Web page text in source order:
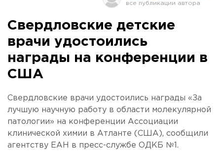
Свердловские детские
врачи удостоились
награды на конференции в
США
Свердловские врачи удостоились награды «За
лучшую научную работу в области молекулярной
патологии» на конференции Ассоциации
клинической химии в Атланте (США), сообщили
агентству ЕАН в пресс-службе ОДКБ №1.